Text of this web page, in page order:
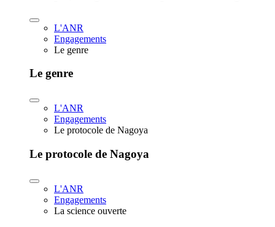
L'ANR
Engagements
Le genre
Le genre
L'ANR
Engagements
Le protocole de Nagoya
Le protocole de Nagoya
L'ANR
Engagements
La science ouverte